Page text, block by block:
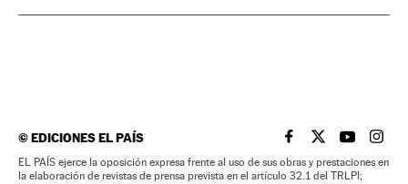
©EDICIONES EL PAÍS EL PAÍS BRASIL EN
EL PAÍSEL PAÍS
EL
EL PAÍS ejerce la oposición expresa frente al uso de sus obras y prestaciones en
la elaboración de revistas de prensa prevista en el artículo 32.1 del TRLPI;